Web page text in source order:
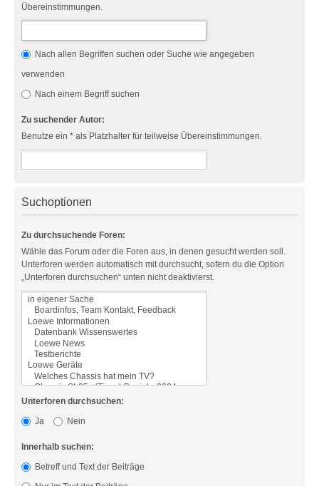
Übereinstimmungen.
Nach allen Begriffen suchen oder Suche wie angegeben
verwenden
Nach einem Begriff suchen
Zu suchender Autor:
Benutze ein * als Platzhalter für teilweise Übereinstimmungen.
Suchoptionen
Zu durchsuchende Foren:
Wähle das Forum oder die Foren aus, in denen gesucht werden soll.
Unterforen werden automatisch mit durchsucht, sofern du die Option
„Unterforen durchsuchen“ unten nicht deaktivierst.
Unterforen durchsuchen:
Ja
Nein
Innerhalb suchen:
Betreff und Text der Beiträge